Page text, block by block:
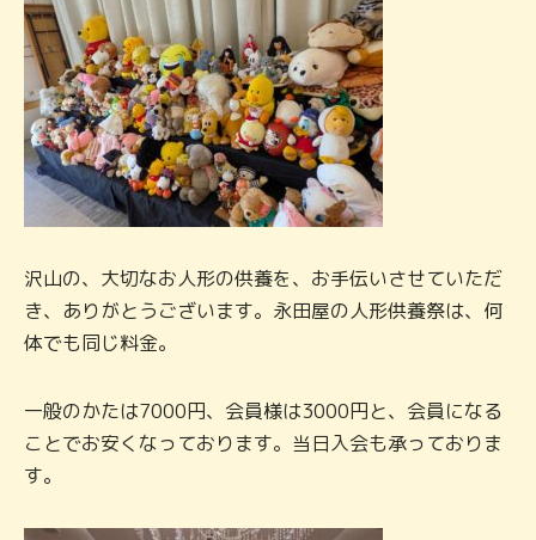
沢山の、大切なお人形の供養を、お手伝いさせていただ
き、ありがとうございます。永田屋の人形供養祭は、何
体でも同じ料金。
一般のかたは7000円、会員様は3000円と、会員になる
ことでお安くなっております。当日入会も承っておりま
す。